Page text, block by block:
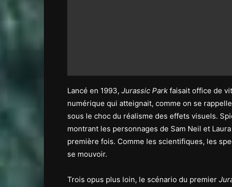
Lancé en 1993, Jurassic Park faisait office de
numérique qui atteignait, comme on se
sous le choc du réalisme des effets visuels.
montrant les personnages de Sam Neil et
première fois. Comme les scientifiques, les
se mouvoir.
Trois opus plus loin, le scénario du premier